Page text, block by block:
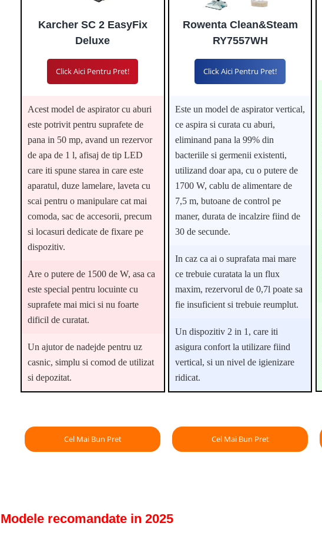
Karcher SC 2 EasyFix
Deluxe
Click Aici Pentru Pret!
Acest model de aspirator cu aburi
este potrivit pentru suprafete de
pana in 50 mp, avand un rezervor
de apa de 1 l, afisaj de tip LED
care iti spune starea in care este
aparatul, duze lamelare, laveta cu
scai pentru o manipulare cat mai
comoda, sac de accesorii, precum
si locasuri dedicate de fixare pe
dispozitiv.
Are o putere de 1500 de W, asa ca
este special pentru locuinte cu
suprafete mai mici si nu foarte
dificil de curatat.
Un ajutor de nadejde pentru uz
casnic, simplu si comod de utilizat
si depozitat.
Cel Mai Bun Pret
Rowenta Clean&Steam
RY7557WH
Click Aici Pentru Pret!
Este un model de aspirator vertical,
ce aspira si curata cu aburi,
eliminand pana la 99% din
bacteriile si germenii existenti,
utilizand doar apa, cu o putere de
1700 W, cablu de alimentare de
7,5 m, butoane de control pe
maner, durata de incalzire fiind de
30 de secunde.
In caz ca ai o suprafata mai mare
ce trebuie curatata la un flux
maxim, rezervorul de 0,7l poate sa
fie insuficient si trebuie reumplut.
Un dispozitiv 2 in 1, care iti
asigura confort la utilizare fiind
vertical, si un nivel de igienizare
ridicat.
Cel Mai Bun Pret
Modele recomandate in 2025